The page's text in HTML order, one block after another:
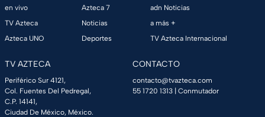
en vivo
TV Azteca
Azteca UNO
Azteca 7
Noticias
Deportes
adn Noticias
a más +
TV Azteca Internacional
TV AZTECA
Periférico Sur 4121,
Col. Fuentes Del Pedregal,
C.P. 14141,
Ciudad De México, México.
CONTACTO
contacto@tvazteca.com
55 1720 1313 | Conmutador